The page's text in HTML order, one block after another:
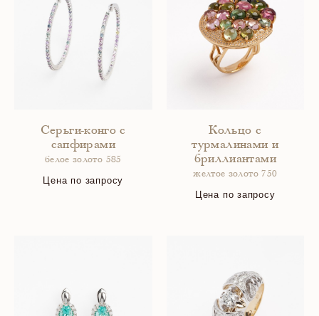
Серьги-конго с
сапфирами
белое золото 585
Цена по запросу
Кольцо с
турмалинами и
бриллиантами
желтое золото 750
Цена по запросу